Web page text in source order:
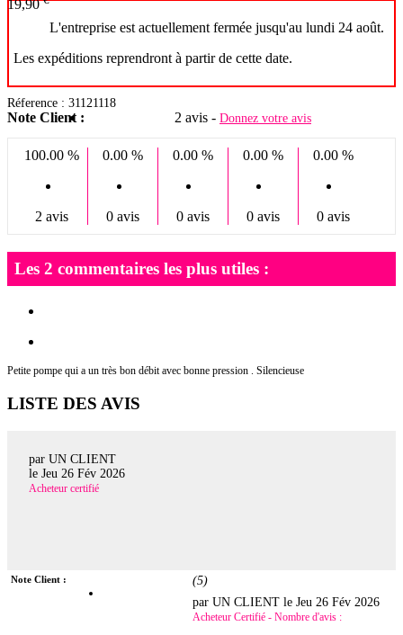
19,90
L'entreprise est actuellement fermée jusqu'au lundi 24 août.
Les expéditions reprendront à partir de cette date.
Réference : 31121118
Note Client : 2 avis - Donnez votre avis
100.00 %
2 avis
0.00 %
0 avis
0.00 %
0 avis
0.00 %
0 avis
0.00 %
0 avis
Les 2 commentaires les plus utiles :
Petite pompe qui a un très bon débit avec bonne pression . Silencieuse
LISTE DES AVIS
par UN CLIENT
le Jeu 26 Fév 2026
Acheteur certifié
Note Client : (5)
par UN CLIENT leJeu 26 Fév 2026
Acheteur Certifié - Nombre d'avis :